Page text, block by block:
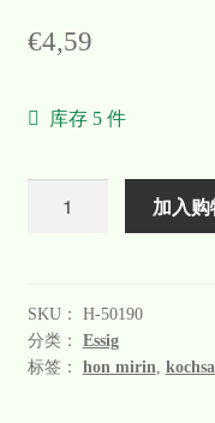
关于
€4,59
库存 5 件
加入
SKU： H-50190
分类： Essig
标签： hon mirin